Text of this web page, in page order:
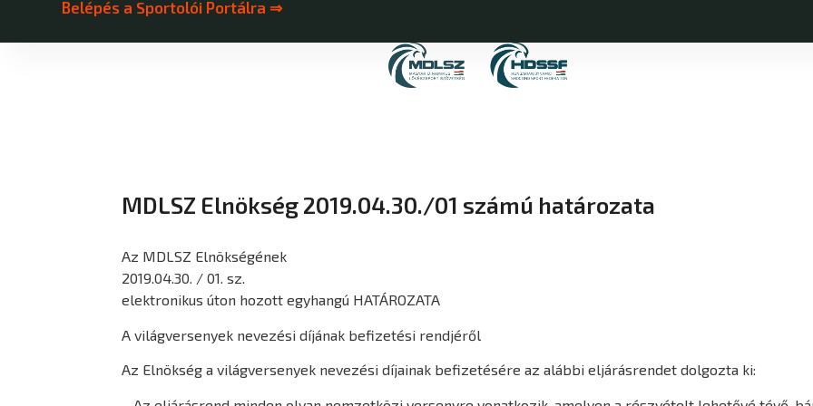
Belépés a Sportolói Portálra ⇒
MDLSZ Elnökség 2019.04.30./01 számú határozata
Az MDLSZ Elnökségének
2019.04.30. / 01. sz.
elektronikus úton hozott egyhangú HATÁROZATA
A világversenyek nevezési díjának befizetési rendjéről
Az Elnökség a világversenyek nevezési díjainak befizetésére az alábbi eljárásrendet dolgozta ki: